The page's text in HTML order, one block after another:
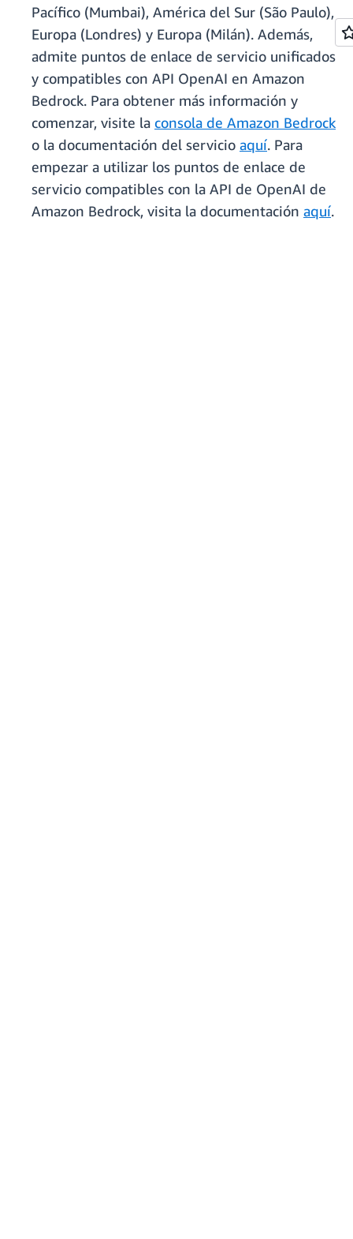
Pacífico (Mumbai), América del Sur (São Paulo),
Europa (Londres) y Europa (Milán). Además,
admite puntos de enlace de servicio unificados
y compatibles con API OpenAI en Amazon
Bedrock. Para obtener más información y
comenzar, visite la consola de Amazon Bedrock
o la documentación del servicio aquí. Para
empezar a utilizar los puntos de enlace de
servicio compatibles con la API de OpenAI de
Amazon Bedrock, visita la documentación aquí.